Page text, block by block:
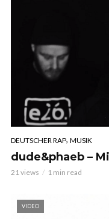
DEUTSCHER RAP, MUSIK
dude&phaeb –
21 views 1 min read
VIDEO